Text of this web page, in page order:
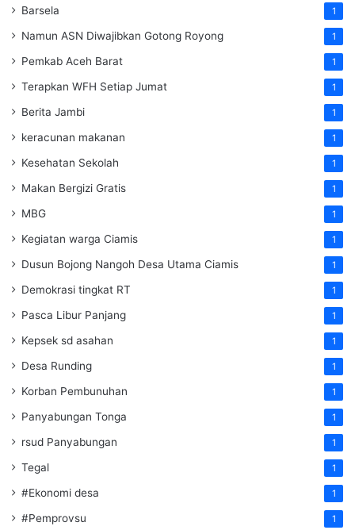
Barsela 1
Namun ASN Diwajibkan Gotong Royong 1
Pemkab Aceh Barat 1
Terapkan WFH Setiap Jumat 1
Berita Jambi 1
keracunan makanan 1
Kesehatan Sekolah 1
Makan Bergizi Gratis 1
MBG 1
Kegiatan warga Ciamis 1
Dusun Bojong Nangoh Desa Utama Ciamis 1
Demokrasi tingkat RT 1
Pasca Libur Panjang 1
Kepsek sd asahan 1
Desa Runding 1
Korban Pembunuhan 1
Panyabungan Tonga 1
rsud Panyabungan 1
Tegal 1
#Ekonomi desa 1
#Pemprovsu 1